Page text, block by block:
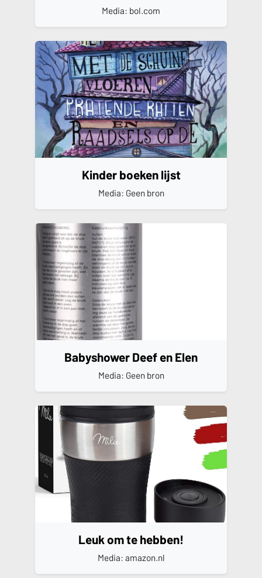
Media: bol.com
Kinder boeken lijst
Media: Geen bron
Babyshower Deef en Elen
Media: Geen bron
Leuk om te hebben!
Media: amazon.nl